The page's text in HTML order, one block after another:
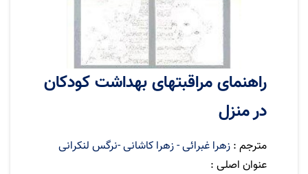
راهنمای مراقبتهای بهداشت کودکان
در منزل
مترجم : زهرا غبرائی - زهرا کاشانی -نرگس لنکرانی
عنوان اصلی :